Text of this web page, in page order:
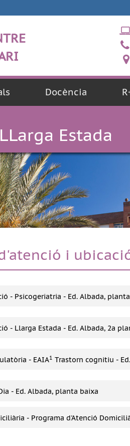
Docència
Estada
i
- Psicogeriatria - Ed. Albada,
- Llarga Estada - Ed. Albada, 2a
- EAIA1 Trastorn cognitiu -
- Ed. Albada, planta baixa
- Programa d'Atenció